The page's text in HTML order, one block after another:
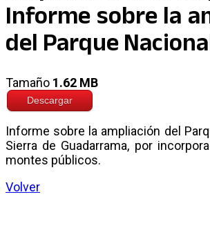
Informe sobre la
del Parque
Tamaño 1.62 MB
Descargar
Informe sobre la ampliación del
Sierra de Guadarrama, por
montes públicos.
Volver